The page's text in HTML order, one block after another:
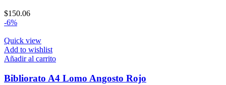
$150.06
-6%
Quick view
Add to wishlist
Añadir al carrito
Bibliorato A4 Lomo Angosto Rojo